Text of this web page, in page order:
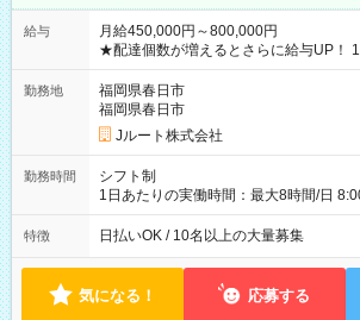
給与
月給450,000円～800,000円
★配達個数が増えるとさらに給与UP！
ど！ ・主要都市エリア 月収55万円／週5日稼働 月収65万~112
万円／週6日稼働 ・地方郊外エリア 月収40万円／週5日稼働 月
収40万円~50万円／週6日稼働 ＜モデルイメージ＞ ■月収50万
円 (27歳男性/江東区在住)※元建築関係 1
(日休み) ■月収80万円(43歳男性/墨田区在住)※元営業 1日200個
勤務地
福岡県春日市
福岡県春日市
Jルート株式会社
勤務時間
シフト制
1日あたりの実働時間：最大8時間/日
働8時間） ※週5日勤務（場所次第では
によって時間外での勤務可能性有り ※案
特徴 日払いOK / 10名以上の大量募集
気になる！ 応募する